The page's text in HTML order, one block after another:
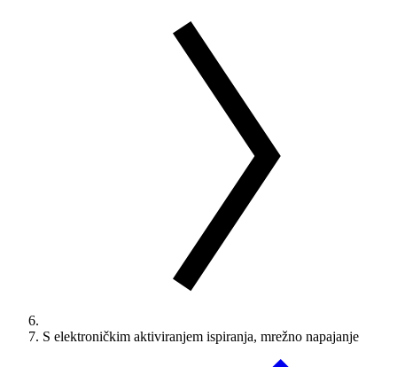
S elektroničkim aktiviranjem ispiranja, mrežno napajanje